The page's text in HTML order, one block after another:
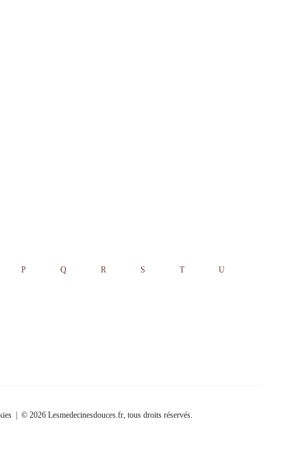
P Q R S T U
| © 2026 Lesmedecinesdouces.fr, tous droits réservés.